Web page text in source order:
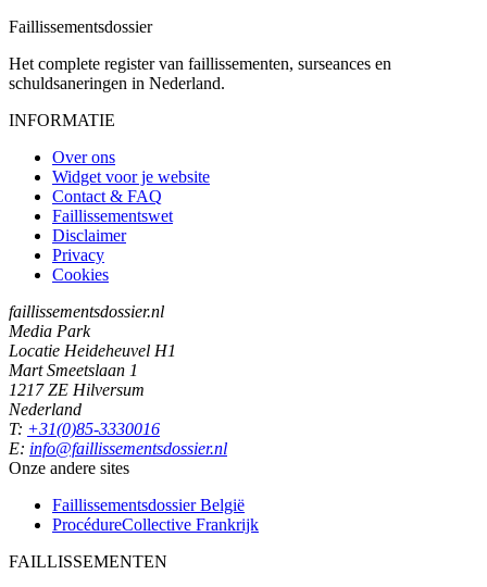
Faillissementsdossier
Het complete register van faillissementen, surseances en
schuldsaneringen in Nederland.
INFORMATIE
Over ons
Widget voor je website
Contact & FAQ
Faillissementswet
Disclaimer
Privacy
Cookies
faillissementsdossier.nl
Media Park
Locatie Heideheuvel H1
Mart Smeetslaan 1
1217 ZE Hilversum
Nederland
T: +31(0)85-3330016
E: info@faillissementsdossier.nl
Onze andere sites
Faillissementsdossier België
ProcédureCollective Frankrijk
FAILLISSEMENTEN